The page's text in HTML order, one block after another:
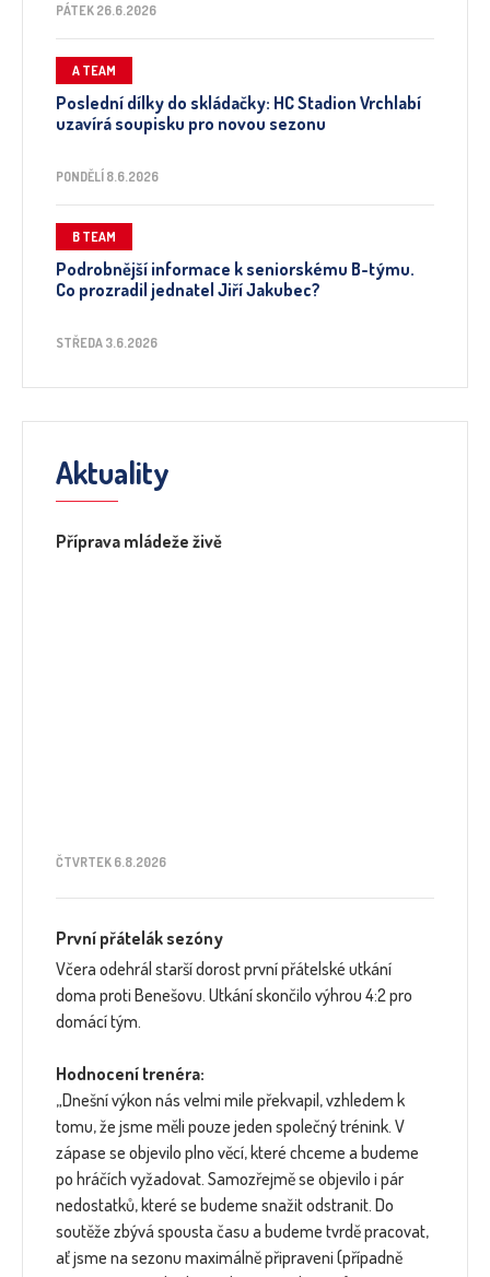
PÁTEK 26.6.2026
A TEAM
Poslední dílky do skládačky: HC Stadion Vrchlabí
uzavírá soupisku pro novou sezonu
PONDĚLÍ 8.6.2026
B TEAM
Podrobnější informace k seniorskému B-týmu.
Co prozradil jednatel Jiří Jakubec?
STŘEDA 3.6.2026
Aktuality
Příprava mládeže živě
ČTVRTEK 6.8.2026
První přátelák sezóny
Včera odehrál starší dorost první přátelské utkání
doma proti Benešovu. Utkání skončilo výhrou 4:2 pro
domácí tým.
Hodnocení trenéra:
„Dnešní výkon nás velmi mile překvapil, vzhledem k
tomu, že jsme měli pouze jeden společný trénink. V
zápase se objevilo plno věcí, které chceme a budeme
po hráčích vyžadovat. Samozřejmě se objevilo i pár
nedostatků, které se budeme snažit odstranit. Do
soutěže zbývá spousta času a budeme tvrdě pracovat,
ať jsme na sezonu maximálně připraveni (případně